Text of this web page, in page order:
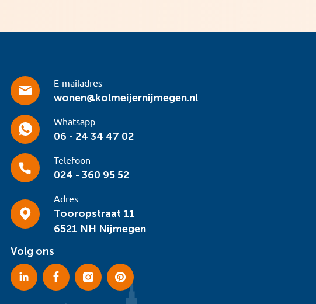
E-mailadres
wonen@kolmeijernijmegen.nl
Whatsapp
06 - 24 34 47 02
Telefoon
024 - 360 95 52
Adres
Tooropstraat 11
6521 NH Nijmegen
Volg ons